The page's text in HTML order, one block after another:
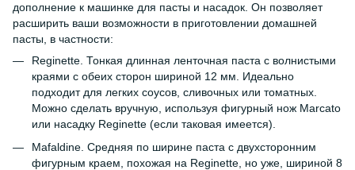
дополнение к машинке для пасты и насадок. Он позволяет
расширить ваши возможности в приготовлении домашней
пасты, в частности:
Reginette. Тонкая длинная ленточная паста с волнистыми
краями с обеих сторон шириной 12 мм. Идеально
подходит для легких соусов, сливочных или томатных.
Можно сделать вручную, используя фигурный нож Marcato
или насадку Reginette (если таковая имеется).
Mafaldine. Средняя по ширине паста с двухсторонним
фигурным краем, похожая на Reginette, но уже, шириной 8